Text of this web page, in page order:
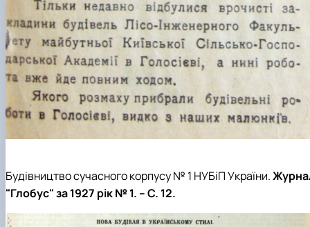
Будівництво сучасного корпусу № 1 НУБіП України.
"Глобус" за 1927 рік № 1. – С. 12.